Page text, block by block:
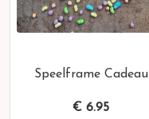
Speelframe Cadeau
€ 6.95